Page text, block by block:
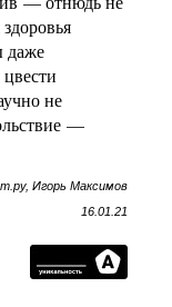
даже
не
—
Игорь Максимов
16.01.21